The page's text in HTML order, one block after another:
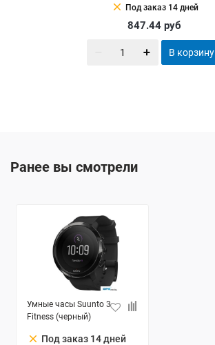
clear Под заказ 14 дней
847.44 руб
В корзину
Ранее вы смотрели
Умные часы Suunto 3
Fitness (черный)
clear Под заказ 14 дней